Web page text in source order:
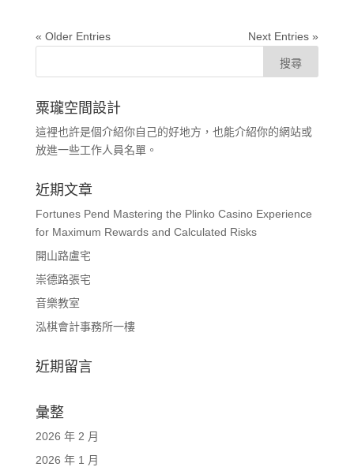
« Older Entries Next Entries »
粟瓏空間設計
這裡也許是個介紹你自己的好地方，也能介紹你的網站或
放進一些工作人員名單。
近期文章
Fortunes Pend Mastering the Plinko Casino Experience
for Maximum Rewards and Calculated Risks
開山路盧宅
崇德路張宅
音樂教室
泓棋會計事務所一樓
近期留言
彙整
2026 年 2 月
2026 年 1 月